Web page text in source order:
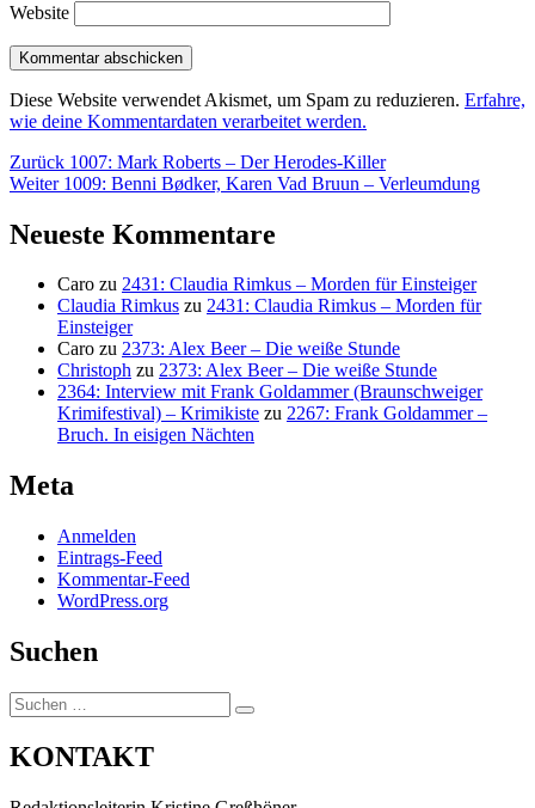
Website
Diese Website verwendet Akismet, um Spam zu reduzieren. Erfahre,
wie deine Kommentardaten verarbeitet werden.
Beitragsnavigation
Zurück Vorheriger
Beitrag:
1007: Mark Roberts – Der Herodes-Killer
Weiter Nächster
1009: Benni Bødker, Karen Vad Bruun – Verleumdung
Neueste Kommentare
Caro zu 2431: Claudia Rimkus – Morden für Einsteiger
Claudia Rimkus zu 2431: Claudia Rimkus – Morden für
Einsteiger
Caro zu 2373: Alex Beer – Die weiße Stunde
Christoph zu 2373: Alex Beer – Die weiße Stunde
2364: Interview mit Frank Goldammer (Braunschweiger
Krimifestival) – Krimikiste zu 2267: Frank Goldammer –
Bruch. In eisigen Nächten
Meta
Anmelden
Eintrags-Feed
Kommentar-Feed
WordPress.org
Suchen
Suchen
nach:
Suchen
KONTAKT